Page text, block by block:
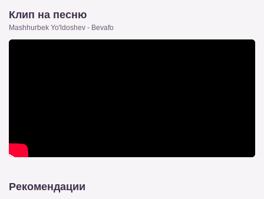
Клип на песню
Mashhurbek Yo'ldoshev - Bevafo
Рекомендации